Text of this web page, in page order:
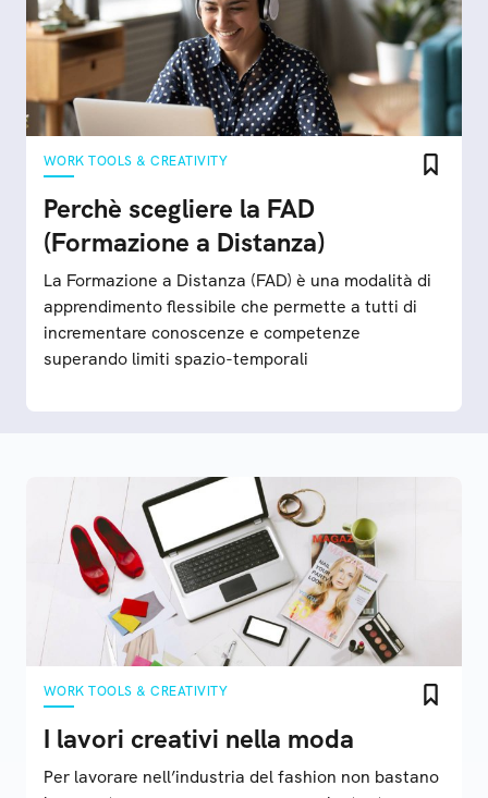
WORK TOOLS & CREATIVITY
Perchè scegliere la FAD
(Formazione a Distanza)
La Formazione a Distanza (FAD) è una modalità di
apprendimento flessibile che permette a tutti di
incrementare conoscenze e competenze
superando limiti spazio-temporali
WORK TOOLS & CREATIVITY
I lavori creativi nella moda
Per lavorare nell’industria del fashion non bastano